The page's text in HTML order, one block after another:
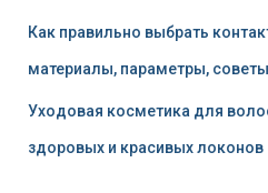
Как правильно выбрать
материалы, параметры,
Уходовая косметика для
здоровых и красивых локонов